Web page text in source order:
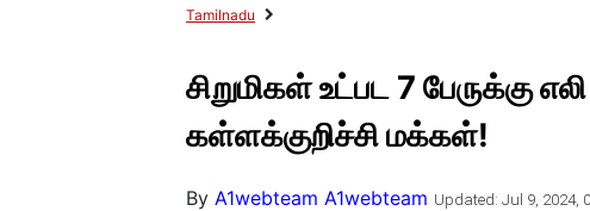
Tamilnadu
சிறுமிகள் உட்பட 7 பேருக்கு
கள்ளக்குறிச்சி மக்கள்!
ByA1webteam A1webteam Updated: Jul 9, 2024,